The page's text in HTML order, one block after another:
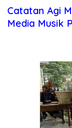
Catatan Agi
Media Musik